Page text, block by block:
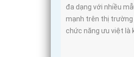
đa dạng với nhiều
mạnh trên thị trường
chức năng ưu việt là